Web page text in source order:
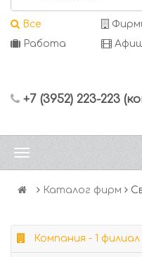
Все
Работа
+7 (3952) 223-223
Каталог фирм
Компания - 1 филиал